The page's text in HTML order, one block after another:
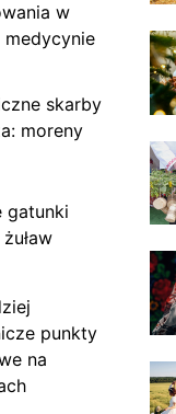
w
medycynie
skarby
moreny
gatunki
punkty
na